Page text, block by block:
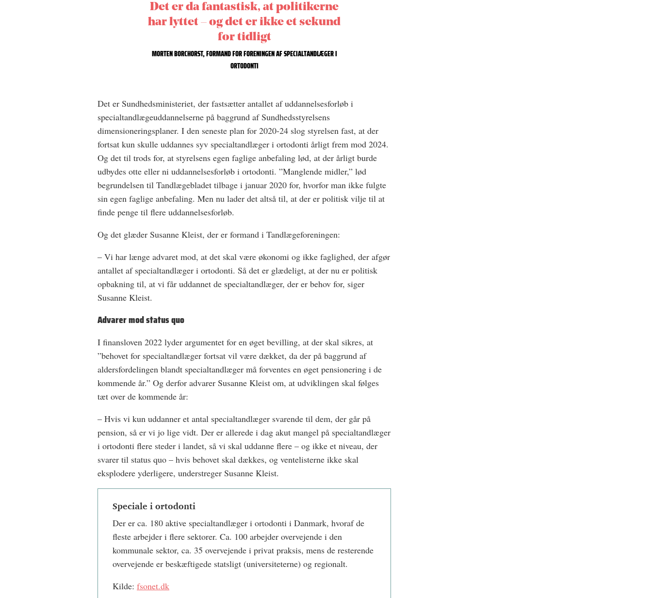
Det er da fantastisk, at politikerne
har lyttet – og det er ikke et sekund
for tidligt
MORTEN BORCHORST, FORMAND FOR FORENINGEN AF SPECIALTANDLÆGER I
ORTODONTI
Det er Sundhedsministeriet, der fastsætter antallet af uddannelsesforløb i
specialtandlægeuddannelserne på baggrund af Sundhedsstyrelsens
dimensioneringsplaner. I den seneste plan for 2020-24 slog styrelsen fast, at der
fortsat kun skulle uddannes syv specialtandlæger i ortodonti årligt frem mod 2024.
Og det til trods for, at styrelsens egen faglige anbefaling lød, at der årligt burde
udbydes otte eller ni uddannelsesforløb i ortodonti. ”Manglende midler,” lød
begrundelsen til Tandlægebladet tilbage i januar 2020 for, hvorfor man ikke fulgte
sin egen faglige anbefaling. Men nu lader det altså til, at der er politisk vilje til at
finde penge til flere uddannelsesforløb.
Og det glæder Susanne Kleist, der er formand i Tandlægeforeningen:
– Vi har længe advaret mod, at det skal være økonomi og ikke faglighed, der afgør
antallet af specialtandlæger i ortodonti. Så det er glædeligt, at der nu er politisk
opbakning til, at vi får uddannet de specialtandlæger, der er behov for, siger
Susanne Kleist.
Advarer mod status quo
I finansloven 2022 lyder argumentet for en øget bevilling, at der skal sikres, at
”behovet for specialtandlæger fortsat vil være dækket, da der på baggrund af
aldersfordelingen blandt specialtandlæger må forventes en øget pensionering i de
kommende år.” Og derfor advarer Susanne Kleist om, at udviklingen skal følges
tæt over de kommende år:
– Hvis vi kun uddanner et antal specialtandlæger svarende til dem, der går på
pension, så er vi jo lige vidt. Der er allerede i dag akut mangel på specialtandlæger
i ortodonti flere steder i landet, så vi skal uddanne flere – og ikke et niveau, der
svarer til status quo – hvis behovet skal dækkes, og ventelisterne ikke skal
eksplodere yderligere, understreger Susanne Kleist.
Speciale i ortodonti
Der er ca. 180 aktive specialtandlæger i ortodonti i Danmark, hvoraf de
fleste arbejder i flere sektorer. Ca. 100 arbejder overvejende i den
kommunale sektor, ca. 35 overvejende i privat praksis, mens de resterende
overvejende er beskæftigede statsligt (universiteterne) og regionalt.
Kilde: fsonet.dk